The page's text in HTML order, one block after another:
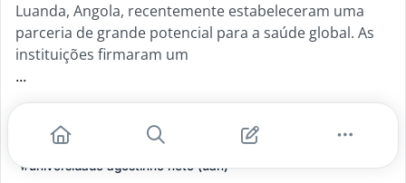
Luanda, Angola, recentemente estabeleceram uma
parceria de grande potencial para a saúde global. As
instituições firmaram um
...
#doencas tropicais negligenciadas
#ods-3
#universidade agostinho neto (uan)